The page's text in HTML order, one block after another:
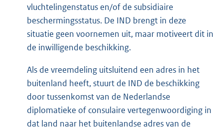
vluchtelingenstatus en/of de subsidiaire
beschermingsstatus. De IND brengt in deze
situatie geen voornemen uit, maar motiveert dit in
de inwilligende beschikking.
Als de vreemdeling uitsluitend een adres in het
buitenland heeft, stuurt de IND de beschikking
door tussenkomst van de Nederlandse
diplomatieke of consulaire vertegenwoordiging in
dat land naar het buitenlandse adres van de